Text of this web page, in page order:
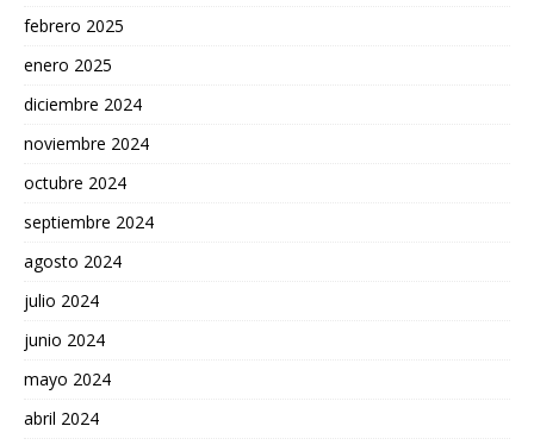
febrero 2025
enero 2025
diciembre 2024
noviembre 2024
octubre 2024
septiembre 2024
agosto 2024
julio 2024
junio 2024
mayo 2024
abril 2024